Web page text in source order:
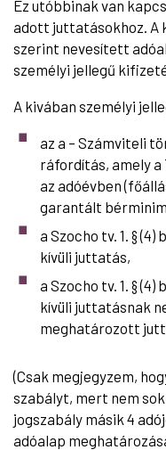
Ez utóbbinak van
adott juttatásokhoz. A
szerint nevesített
személyi jellegű
A kivában személyi
az a – Számviteli
ráfordítás, amely
az adóévben
garantált
a Szocho tv. 1. §
kívüli juttatás,
a Szocho tv. 1. §
kívüli juttatásnak
meghatározott
(Csak megjegyzem,
szabályt, mert nem
jogszabály másik 4
adóalap